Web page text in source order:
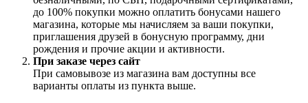
до 100% покупки можно оплатить бонусами нашего
магазина, которые мы начисляем за ваши покупки,
приглашения друзей в бонусную программу, дни
рождения и прочие акции и активности.
При заказе через сайт
При самовывозе из магазина вам доступны все
варианты оплаты из пункта выше.